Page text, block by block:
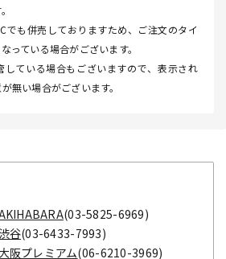
でも併売しておりますため、ご注文のタイ
っている場合がございます。
ている場合もございますので、表示され
無い場合がございます。
(03-5825-6969)
谷(03-6433-7993)
阪プレミアム(06-6210-3969)